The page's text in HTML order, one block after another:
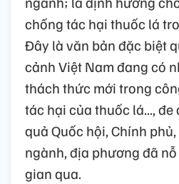
chống tác hại thuốc lá
Đây là văn bản đặc biệt
cảnh Việt Nam đang có
thách thức mới trong
tác hại của thuốc lá...,
quả Quốc hội, Chính
ngành, địa phương đã
gian qua.